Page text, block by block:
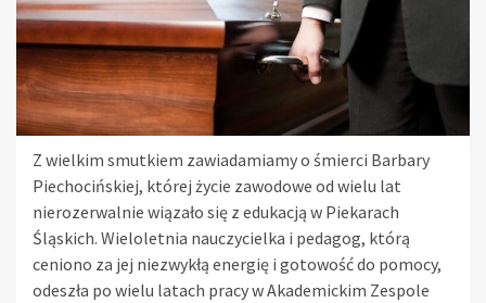
Z wielkim smutkiem zawiadamiamy o śmierci Barbary
Piechocińskiej, której życie zawodowe od wielu lat
nierozerwalnie wiązało się z edukacją w Piekarach
Śląskich. Wieloletnia nauczycielka i pedagog, którą
ceniono za jej niezwykłą energię i gotowość do pomocy,
odeszła po wielu latach pracy w Akademickim Zespole